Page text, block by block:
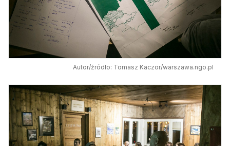
Autor/źródło: Tomasz Kaczor/warszawa.ngo.pl